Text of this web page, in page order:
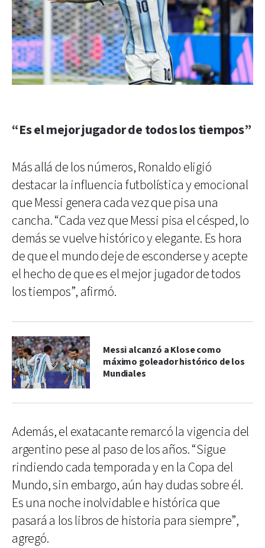
“Es el mejor jugador de todos los tiempos”
Más allá de los números, Ronaldo eligió
destacar la influencia futbolística y emocional
que Messi genera cada vez que pisa una
cancha. “Cada vez que Messi pisa el césped, lo
demás se vuelve histórico y elegante. Es hora
de que el mundo deje de esconderse y acepte
el hecho de que es el mejor jugador de todos
los tiempos”, afirmó.
Messi alcanzó a Klose como
máximo goleador histórico de los
Mundiales
Además, el exatacante remarcó la vigencia del
argentino pese al paso de los años. “Sigue
rindiendo cada temporada y en la Copa del
Mundo, sin embargo, aún hay dudas sobre él.
Es una noche inolvidable e histórica que
pasará a los libros de historia para siempre”,
agregó.